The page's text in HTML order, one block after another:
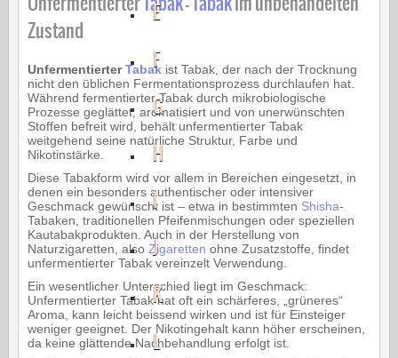
E
F
G
H
I
J
K
L
Zustand
UnfermentierterTabakist Tabak, der nach der Trocknung
nicht den üblichen Fermentationsprozess durchlaufen hat.
Während fermentierter Tabak durch mikrobiologische
Prozesse geglättet, aromatisiert und von unerwünschten
Stoffen befreit wird, behält unfermentierter Tabak
weitgehend seine natürliche Struktur, Farbe und
Nikotinstärke.
Diese Tabakform wird vor allem in Bereichen eingesetzt, in
denen ein besonders authentischer oder intensiver
Geschmack gewünscht ist – etwa in bestimmten Shisha-
Tabaken, traditionellen Pfeifenmischungen oder speziellen
Kautabakprodukten. Auch in der Herstellung von
Naturzigaretten, also Zigaretten ohne Zusatzstoffe, findet
unfermentierter Tabak vereinzelt Verwendung.
Ein wesentlicher Unterschied liegt im Geschmack:
Unfermentierter Tabak hat oft ein schärferes, „grüneres“
Aroma, kann leicht beissend wirken und ist für Einsteiger
weniger geeignet. Der Nikotingehalt kann höher erscheinen,
da keine glättende Nachbehandlung erfolgt ist.